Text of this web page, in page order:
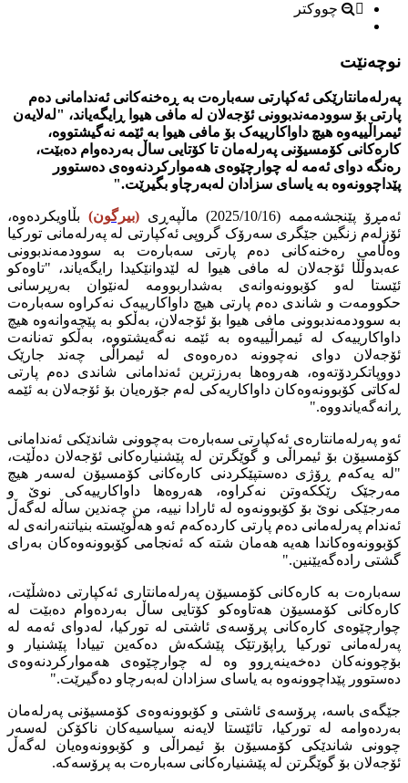
چووکتر
نوچەنێت
پەرلەمانتارێکی ئەکپارتی سەبارەت بە ڕەخنەکانی ئەندامانی دەم
پارتی بۆ سوودمەندبوونی ئۆجەلان لە مافی هیوا ڕایگەیاند، "لەلایەن
ئیمراڵییەوە هیچ داواکارییەک بۆ مافی هیوا بە ئێمە نەگیشتووە،
کارەکانی کۆمسیۆنی پەرلەمان تا کۆتایی ساڵ بەردەوام دەبێت،
رەنگە دوای ئەمە لە چوارچێوەی هەموارکردنەوەی دەستوور
پێداچوونەوە بە یاسای سزادان لەبەرچاو بگیرێت."
ئەمڕۆ پێنجشەممە (2025/10/16) ماڵپەڕی (بیرگون) بڵاویکردەوە،
ئۆزلەم زنگین جێگری سەرۆک گروپی ئەکپارتی لە پەرلەمانی تورکیا
وەڵامی رەخنەکانی دەم پارتی سەبارەت بە سوودمەندبوونی
عەبدوڵڵا ئۆجەلان لە مافی هیوا لە لێدوانێکیدا رایگەیاند، "تاوەکو
ئێستا لەو کۆبوونەوانەی بەشداربوومە لەنێوان بەرپرسانی
حکوومەت و شاندی دەم پارتی هیچ داواکارییەک نەکراوە سەبارەت
بە سوودمەندبوونی مافی هیوا بۆ ئۆجەلان، بەڵکو بە پێچەوانەوە هیچ
داواکارییەک لە ئیمراڵییەوە بە ئێمە نەگەیشتووە، بەڵکو تەنانەت
ئۆجەلان دوای نەچوونە دەرەوەی لە ئیمراڵی چەند جارێک
دووپاتکردۆتەوە، هەروەها بەرزترین ئەندامانی شاندی دەم پارتی
لەکاتی کۆبوونەوەکان داواکاریەکی لەم جۆرەیان بۆ ئۆجەلان بە ئێمە
ڕانەگەیاندووە."
ئەو پەرلەمانتارەی ئەکپارتی سەبارەت بەچوونی شاندێکی ئەندامانی
کۆمسیۆن بۆ ئیمراڵی و گوێگرتن لە پێشنیارەکانی ئۆجەلان دەڵێت،
"لە یەکەم ڕۆژی دەستپێکردنی کارەکانی کۆمسیۆن لەسەر هیچ
مەرجێک رێککەوتن نەکراوە، هەروەها داواکارییەکی نوێ و
مەرجێکی نوێ بۆ کۆبوونەوە لە ئارادا نییە، من چەندین ساڵە لەگەڵ
ئەندام پەرلەمانی دەم پارتی کاردەکەم ئەو هەڵوێستە بنیاتنەرانەی لە
کۆبوونەوەکاندا هەیە هەمان شتە کە ئەنجامی کۆبوونەوەکان بەرای
گشتی رادەگەیێنین."
سەبارەت بە کارەکانی کۆمسیۆن پەرلەمانتاری ئەکپارتی دەشڵێت،
کارەکانی کۆمسیۆن هەتاوەکو کۆتایی ساڵ بەردەوام دەبێت لە
چوارچێوەی کارەکانی پرۆسەی ئاشتی لە تورکیا، لەدوای ئەمە لە
پەرلەمانی تورکیا ڕاپۆرتێک پێشکەش دەکەین تییادا پێشنیار و
بۆچوونەکان دەخەینەڕوو وە لە چوارچێوەی هەموارکردنەوەی
دەستوور پێداچوونەوە بە یاسای سزادان لەبەرچاو دەگیرێت."
جێگەی باسە، پرۆسەی ئاشتی و کۆبوونەوەی کۆمسیۆنی پەرلەمان
بەردەوامە لە تورکیا، تائێستا لایەنە سیاسیەکان ناکۆکن لەسەر
چوونی شاندێکی کۆمسیۆن بۆ ئیمراڵی و کۆبوونەوەیان لەگەڵ
ئۆجەلان بۆ گوێگرتن لە پێشنیارەکانی سەبارەت بە پرۆسەکە.